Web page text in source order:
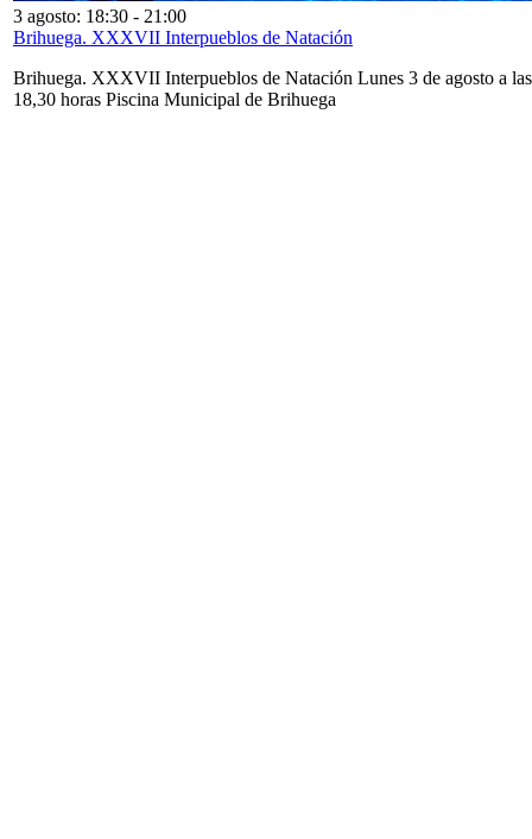
3 agosto: 18:30 - 21:00
Brihuega. XXXVII Interpueblos de Natación
Brihuega. XXXVII Interpueblos de Natación Lunes 3 de agosto a las
18,30 horas Piscina Municipal de Brihuega